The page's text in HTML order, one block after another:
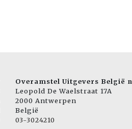
Overamstel Uitgevers België
Leopold De Waelstraat 17A
2000 Antwerpen
België
03-3024210